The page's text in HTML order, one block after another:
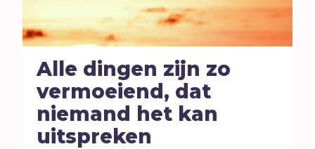
Alle dingen zijn zo
vermoeiend, dat
niemand het kan
uitspreken